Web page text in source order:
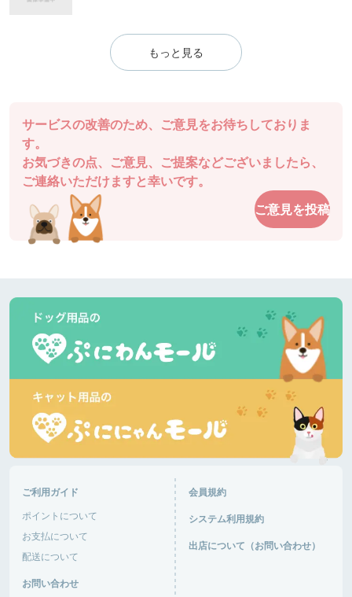
もっと見る
サービスの改善のため、ご意見をお待ちしておりま
す。
お気づきの点、ご意見、ご提案などございましたら、
ご連絡いただけますと幸いです。
ご意見を投稿
ご利用ガイド
ポイントについて
お支払について
配送について
お問い合わせ
会員規約
システム利用規約
出店について（お問い合わせ）